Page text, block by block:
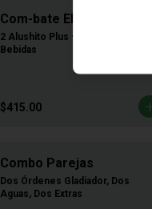
Com-bate El Hambre
2 Alushito Plus + 2 Quesadivas + 2
Bebidas
$415.00
Combo Parejas
Dos Órdenes Gladiador, Dos
Aguas, Dos Extras